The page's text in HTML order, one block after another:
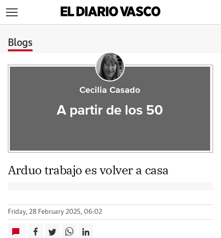
Blogs
Cecilia Casado
A partir de los 50
Arduo trabajo es volver a casa
Friday, 28 February 2025, 06:02